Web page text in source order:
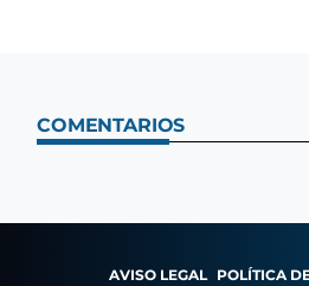
COMENTARIOS
AVISO LEGAL POLÍTICA